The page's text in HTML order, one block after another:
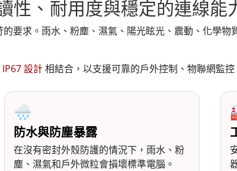
性、耐用度與穩定的連線能
要求。雨水、粉塵、濕氣、陽光眩光、震動、化學
設計相結合，以支援可靠的戶外控制、物聯網監
🌧️
防水與防塵暴露
在沒有密封外殼防護的情況下，雨水、粉
塵、濕氣和戶外微粒會損壞標準電腦。